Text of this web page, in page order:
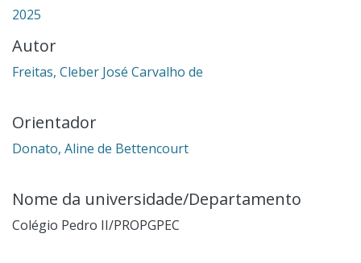
2025
Autor
Freitas, Cleber José Carvalho de
Orientador
Donato, Aline de Bettencourt
Nome da universidade/Departamento
Colégio Pedro II/PROPGPEC